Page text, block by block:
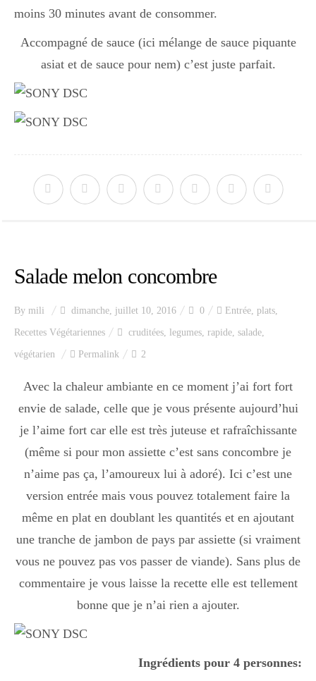
moins 30 minutes avant de consommer.
Accompagné de sauce (ici mélange de sauce piquante
asiat et de sauce pour nem) c’est juste parfait.
Salade melon concombre
By mili dimanche, juillet 10, 2016 0 Entrée, plats,
Recettes Végétariennes cruditées, legumes, rapide, salade,
végétarien Permalink 2
Avec la chaleur ambiante en ce moment j’ai fort fort
envie de salade, celle que je vous présente aujourd’hui
je l’aime fort car elle est très juteuse et rafraîchissante
(même si pour mon assiette c’est sans concombre je
n’aime pas ça, l’amoureux lui à adoré). Ici c’est une
version entrée mais vous pouvez totalement faire la
même en plat en doublant les quantités et en ajoutant
une tranche de jambon de pays par assiette (si vraiment
vous ne pouvez pas vos passer de viande). Sans plus de
commentaire je vous laisse la recette elle est tellement
bonne que je n’ai rien a ajouter.
Ingrédients pour 4 personnes: